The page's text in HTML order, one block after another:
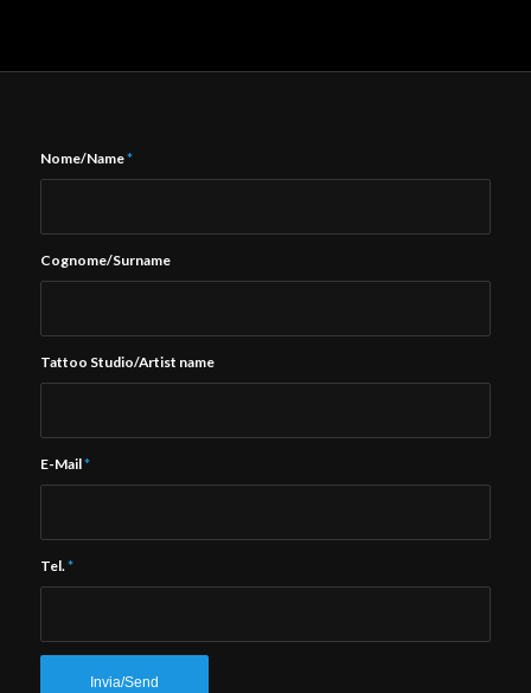
Nome/Name*
Cognome/Surname
Tattoo Studio/Artist name
E-Mail*
Tel.*